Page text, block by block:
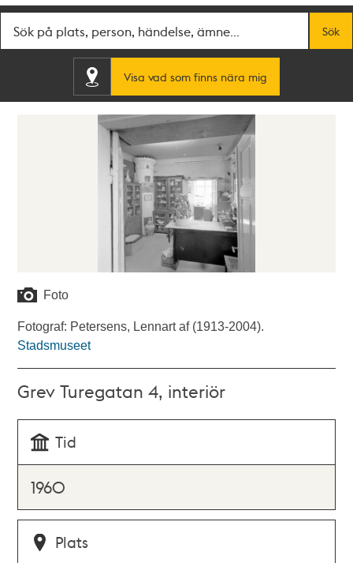
Sök
Visa vad som finns nära mig
Foto
Fotograf: Petersens, Lennart af (1913-2004).
Stadsmuseet
Grev Turegatan 4, interiör
Tid
1960
Plats